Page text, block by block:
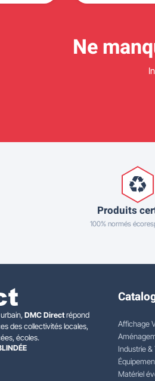
Ne
Produits
100% normés
DMC Directrépond
des collectivités locales,
écoles.
Affichage
Industrie
Matériel